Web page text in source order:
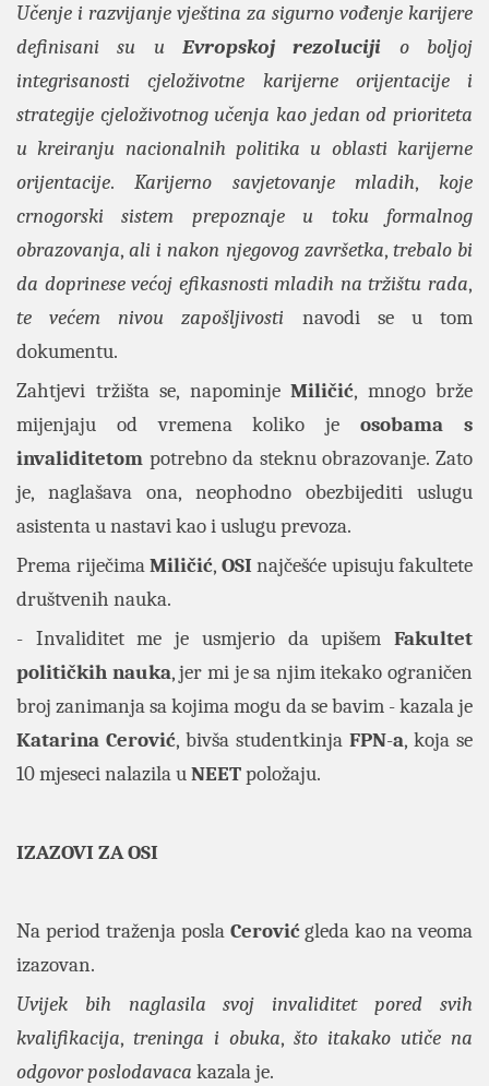
Učenje i razvijanje vještina za sigurno vođenje karijere
definisani su u Evropskoj rezoluciji o boljoj
integrisanosti cjeloživotne karijerne orijentacije i
strategije cjeloživotnog učenja kao jedan od prioriteta
u kreiranju nacionalnih politika u oblasti karijerne
orijentacije. Karijerno savjetovanje mladih, koje
crnogorski sistem prepoznaje u toku formalnog
obrazovanja,ali i nakon njegovog završetka, trebalo bi
da doprinese većoj efikasnosti mladih na tržištu rada,
te većem nivou zapošljivosti navodi se u tom
dokumentu.
Zahtjevi tržišta se, napominje Miličić, mnogo brže
mijenjaju od vremena koliko jeosobama s
invaliditetom potrebno da steknu obrazovanje. Zato
je, naglašava ona, neophodno obezbijediti uslugu
asistenta u nastavi kao i uslugu prevoza.
Prema riječimaMiličić, OSInajčešće upisuju fakultete
društvenih nauka.
- Invaliditet me je usmjerio da upišem Fakultet
političkih nauka, jer mi je sa njim itekako ograničen
broj zanimanja sa kojima mogu da se bavim - kazala je
Katarina Cerović, bivša studentkinja FPN-a, koja se
10 mjeseci nalazila uNEETpoložaju.
IZAZOVI ZA OSI
Na period traženja posla Cerovićgleda kao na veoma
izazovan.
Uvijek bih naglasila svoj invaliditet pored svih
kvalifikacija, treninga i obuka, što itakako utiče na
odgovor poslodavaca kazala je.